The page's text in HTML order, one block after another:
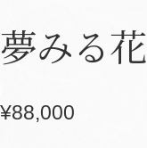
夢みる花
¥88,000